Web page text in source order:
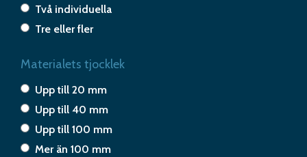
Två individuella
Tre eller fler
Materialets tjocklek
Upp till 20 mm
Upp till 40 mm
Upp till 100 mm
Mer än 100 mm